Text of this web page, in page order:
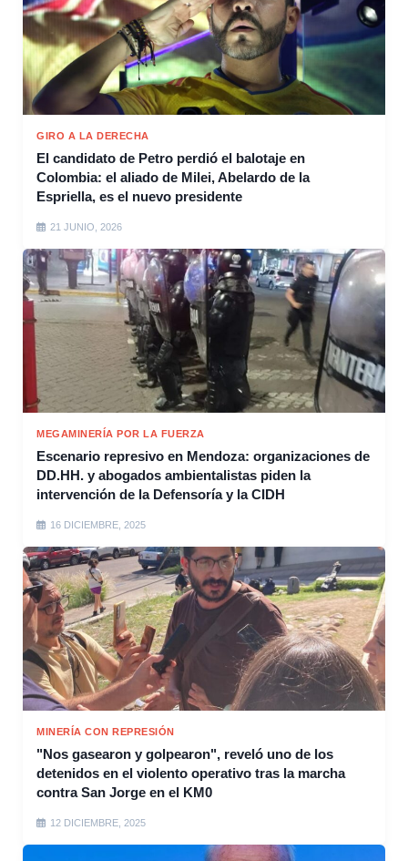
GIRO A LA DERECHA
El candidato de Petro perdió el balotaje en
Colombia: el aliado de Milei, Abelardo de la
Espriella, es el nuevo presidente
21 JUNIO, 2026
MEGAMINERÍA POR LA FUERZA
Escenario represivo en Mendoza: organizaciones de
DD.HH. y abogados ambientalistas piden la
intervención de la Defensoría y la CIDH
16 DICIEMBRE, 2025
MINERÍA CON REPRESIÓN
"Nos gasearon y golpearon", reveló uno de los
detenidos en el violento operativo tras la marcha
contra San Jorge en el KM0
12 DICIEMBRE, 2025